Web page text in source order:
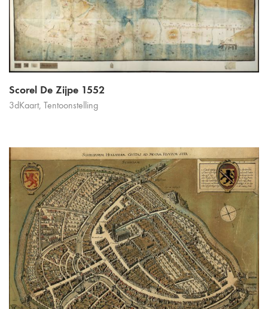
Scorel De Zijpe 1552
3dKaart, Tentoonstelling